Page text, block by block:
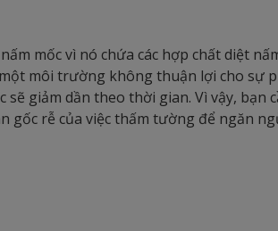
mốc vì nó chứa các hợp chất diệt
môi trường không thuận lợi cho sự
sẽ giảm dần theo thời gian. Vì vậy, bạn
gốc rễ của việc thấm tường để ngăn